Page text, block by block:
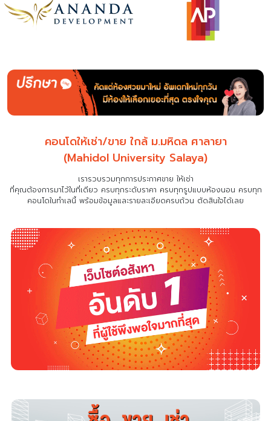
คอนโดให้เช่า/ขาย ใกล้ ม.มหิดล ศาลายา
(Mahidol University Salaya)
เรารวบรวมทุกการประกาศขาย ให้เช่า
ที่คุณต้องการมาไว้ในที่เดียว ครบทุกระดับราคา ครบทุกรูปแบบห้องนอน ครบทุก
คอนโดในทำเลนี้ พร้อมข้อมูลและรายละเอียดครบถ้วน ตัดสินใจได้เลย